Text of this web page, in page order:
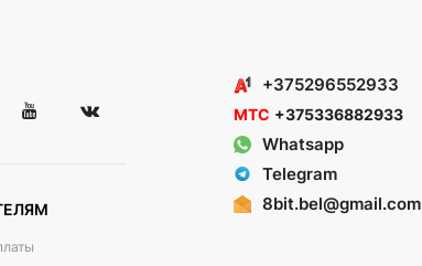
+375296552933
МТС +375336882933
Whatsapp
Telegram
8bit.bel@gmail.com